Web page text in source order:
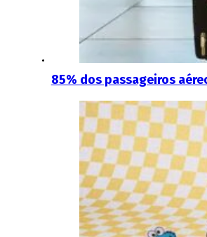
85% dos passageiros